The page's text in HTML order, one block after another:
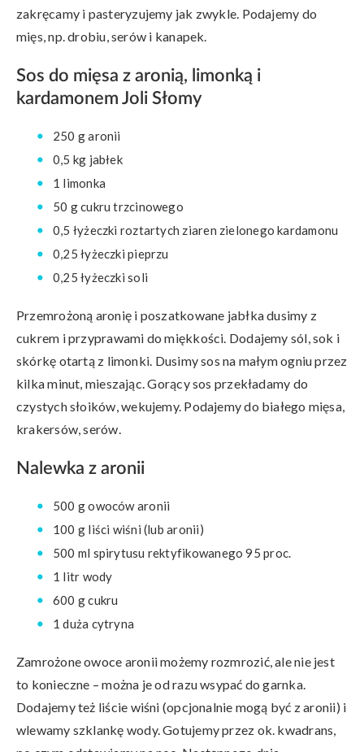
zakręcamy i pasteryzujemy jak zwykle. Podajemy do
mięs, np. drobiu, serów i kanapek.
Sos do mięsa z aronią, limonką i
kardamonem Joli Słomy
250 g aronii
0,5 kg jabłek
1 limonka
50 g cukru trzcinowego
0,5 łyżeczki roztartych ziaren zielonego kardamonu
0,25 łyżeczki pieprzu
0,25 łyżeczki soli
Przemrożoną aronię i poszatkowane jabłka dusimy z
cukrem i przyprawami do miękkości. Dodajemy sól, sok i
skórkę otartą z limonki. Dusimy sos na małym ogniu przez
kilka minut, mieszając. Gorący sos przekładamy do
czystych słoików, wekujemy. Podajemy do białego mięsa,
krakersów, serów.
Nalewka z aronii
500 g owoców aronii
100 g liści wiśni (lub aronii)
500 ml spirytusu rektyfikowanego 95 proc.
1 litr wody
600 g cukru
1 duża cytryna
Zamrożone owoce aronii możemy rozmrozić, ale nie jest
to konieczne – można je od razu wsypać do garnka.
Dodajemy też liście wiśni (opcjonalnie mogą być z aronii) i
wlewamy szklankę wody. Gotujemy przez ok. kwadrans,